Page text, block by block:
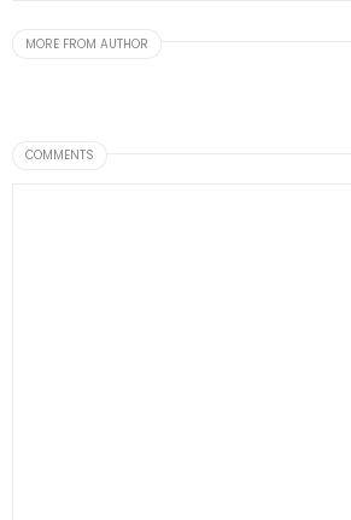
MORE FROM AUTHOR
COMMENTS